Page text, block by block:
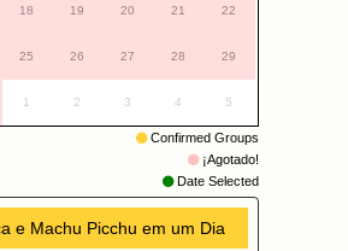
18 19 20 21 22
25 26 27 28 29
1 2 3 4 5
Confirmed Groups
¡Agotado!
Date Selected
e Machu Picchu em um Dia